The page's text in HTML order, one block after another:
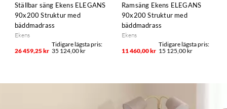
Ställbar säng Ekens ELEGANS
90x200 Struktur med
bäddmadrass
Ekens
26 459,25 kr 35 124,00 kr
Ramsäng Ekens ELEGANS
90x200 Struktur med
bäddmadrass
Ekens
11 460,00 kr 15 125,00 kr